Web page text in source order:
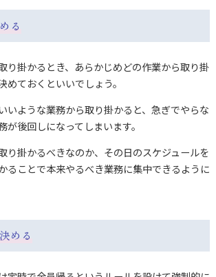
る
り掛かるとき、あらかじめどの作業から取り掛
めておくといいでしょう。
いような業務から取り掛かると、急ぎでやらな
が後回しになってしまいます。
り掛かるべきなのか、その日のスケジュールを
ることで本来やるべき業務に集中できるように
める